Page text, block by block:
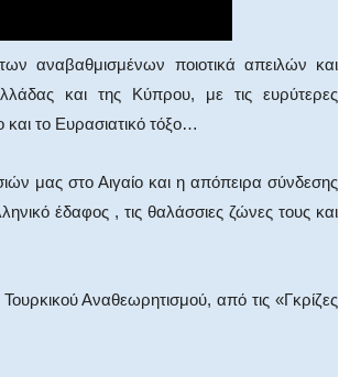
αναβαθμισμένων ποιοτικά απειλών και
και της Κύπρου, με τις ευρύτερες
και το Ευρασιατικό τόξο…
μας στο Αιγαίο και η απόπειρα σύνδεσης
έδαφος , τις θαλάσσιες ζώνες τους και
Αναθεωρητισμού, από τις «Γκρίζες